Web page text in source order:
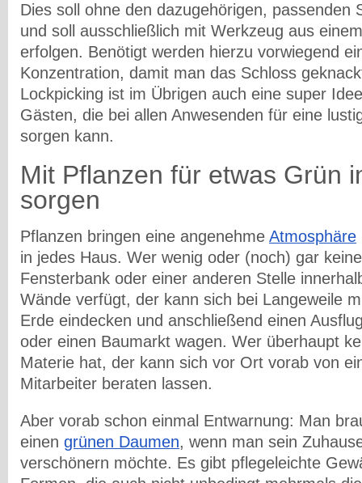
Dies soll ohne den dazugehörigen, passenden
und soll ausschließlich mit Werkzeug aus
erfolgen. Benötigt werden hierzu vorwiegend
Konzentration, damit man das Schloss
Lockpicking ist im Übrigen auch eine super
Gästen, die bei allen Anwesenden für eine
sorgen kann.
Mit Pflanzen für etwas Grün
sorgen
Pflanzen bringen eine angenehme Atmosphäre
in jedes Haus. Wer wenig oder (noch) gar
Fensterbank oder einer anderen Stelle
Wände verfügt, der kann sich bei Langeweile
Erde eindecken und anschließend einen
oder einen Baumarkt wagen. Wer überhaupt
Materie hat, der kann sich vor Ort vorab von
Mitarbeiter beraten lassen.
Aber vorab schon einmal Entwarnung: Man
einen grünen Daumen, wenn man sein
verschönern möchte. Es gibt pflegeleichte